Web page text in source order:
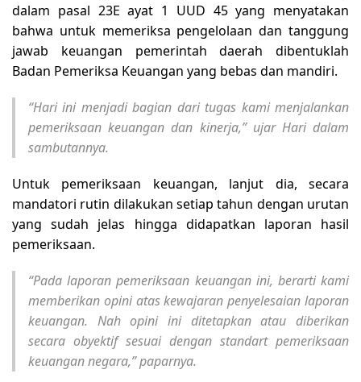
dalam pasal 23E ayat 1 UUD 45 yang menyatakan
bahwa untuk memeriksa pengelolaan dan tanggung
jawab keuangan pemerintah daerah dibentuklah
Badan Pemeriksa Keuangan yang bebas dan mandiri.
“Hari ini menjadi bagian dari tugas kami menjalankan
pemeriksaan keuangan dan kinerja,” ujar Hari dalam
sambutannya.
Untuk pemeriksaan keuangan, lanjut dia, secara
mandatori rutin dilakukan setiap tahun dengan urutan
yang sudah jelas hingga didapatkan laporan hasil
pemeriksaan.
“Pada laporan pemeriksaan keuangan ini, berarti kami
memberikan opini atas kewajaran penyelesaian laporan
keuangan. Nah opini ini ditetapkan atau diberikan
secara obyektif sesuai dengan standart pemeriksaan
keuangan negara,” paparnya.